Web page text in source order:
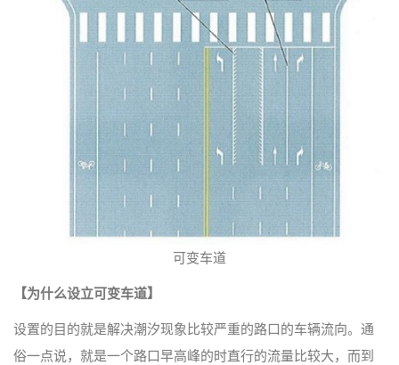
可变车道
【为什么设立可变车道】
设置的目的就是解决潮汐现象比较严重的路口的车辆流向。通
俗一点说，就是一个路口早高峰的时直行的流量比较大，而到